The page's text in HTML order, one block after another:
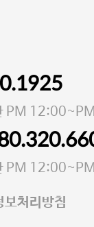
임자 김상현
4다길 41 마포
포-3931호
PM
PM
보처리방침